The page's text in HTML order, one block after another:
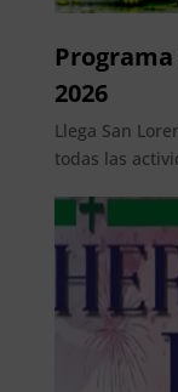
2026
Llega San
todas las